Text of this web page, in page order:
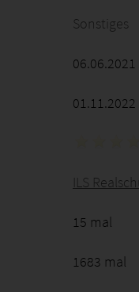
Sonstiges
01.11.2022
ILS
15 mal
1683 mal